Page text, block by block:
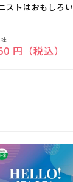
ストはおもしろい
格
円（税込）